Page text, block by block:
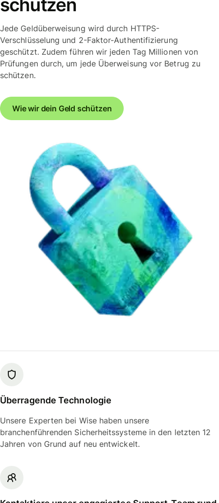
schützen
Jede Geldüberweisung wird durch HTTPS-
Verschlüsselung und 2-Faktor-Authentifizierung
geschützt. Zudem führen wir jeden Tag Millionen von
Prüfungen durch, um jede Überweisung vor Betrug zu
schützen.
Wie wir dein Geld schützen
Überragende Technologie
Unsere Experten bei Wise haben unsere
branchenführenden Sicherheitssysteme in den letzten 12
Jahren von Grund auf neu entwickelt.